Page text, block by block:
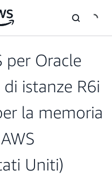
per Oracle
istanze R6i
la memoria
Uniti)